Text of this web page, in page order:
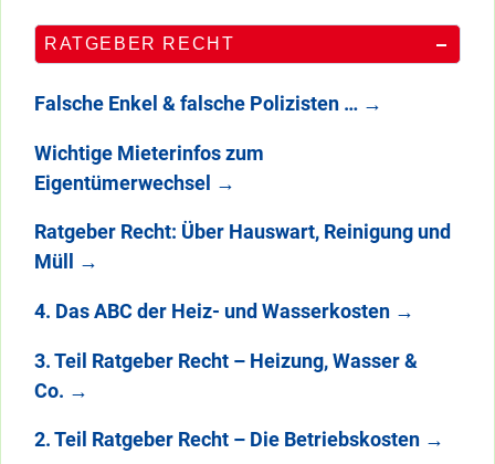
RATGEBER RECHT
Falsche Enkel & falsche Polizisten … →
Wichtige Mieterinfos zum
Eigentümerwechsel →
Ratgeber Recht: Über Hauswart, Reinigung und
Müll
→
4. Das ABC der Heiz- und Wasserkosten →
3. Teil Ratgeber Recht – Heizung, Wasser &
Co. →
2. Teil Ratgeber Recht – Die Betriebskosten →